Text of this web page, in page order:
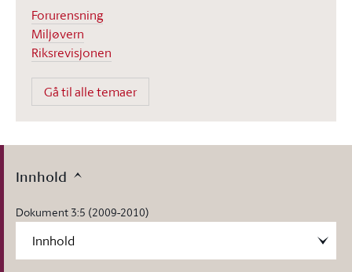
Forurensning
Miljøvern
Riksrevisjonen
Gå til alle temaer
Innhold
Dokument 3:5 (2009-2010)